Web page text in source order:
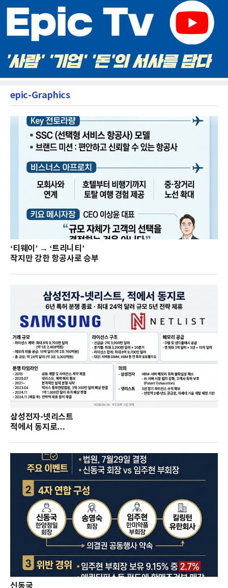
epic-Graphics
‘티웨이’ → ‘트리니티’
작지만 강한 항공사로 승부
삼성전자-넷리스트
적에서 동지로…
신동국